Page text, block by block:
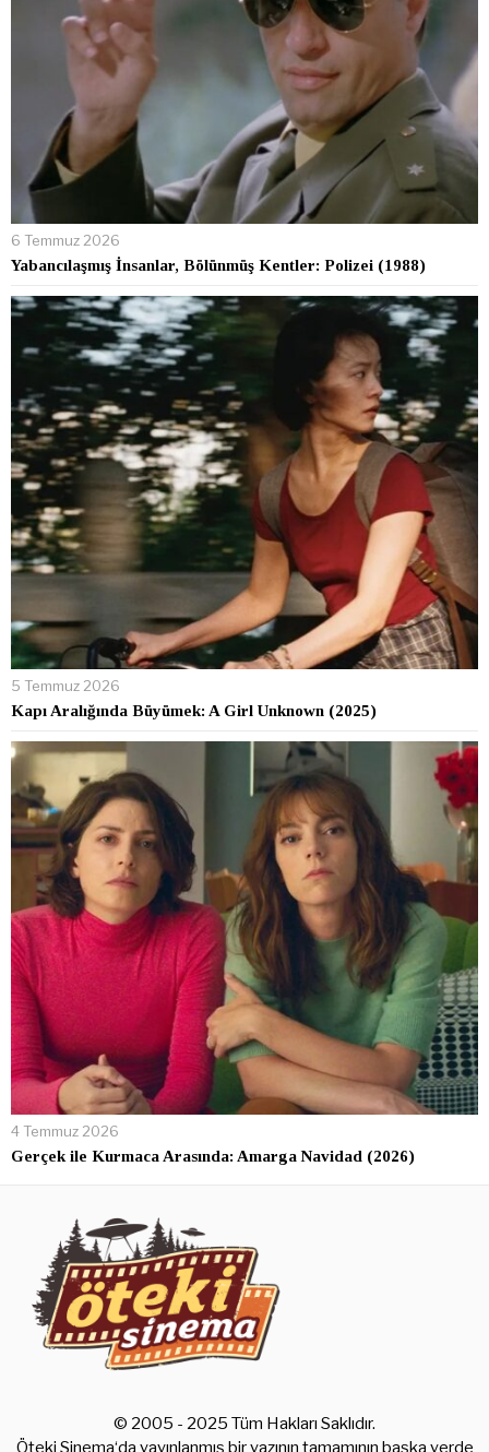
6 Temmuz 2026
Yabancılaşmış İnsanlar, Bölünmüş Kentler: Polizei (1988)
5 Temmuz 2026
Kapı Aralığında Büyümek: A Girl Unknown (2025)
4 Temmuz 2026
Gerçek ile Kurmaca Arasında: Amarga Navidad (2026)
© 2005 - 2025 Tüm Hakları Saklıdır.
Öteki Sinema‘da yayınlanmış bir yazının tamamının başka yerde